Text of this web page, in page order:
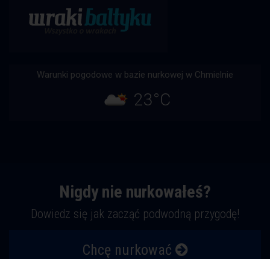
Warunki pogodowe w bazie nurkowej w Chmielnie
23°C
Nigdy nie nurkowałeś?
Dowiedz się jak zacząć podwodną przygodę!
Chcę nurkować